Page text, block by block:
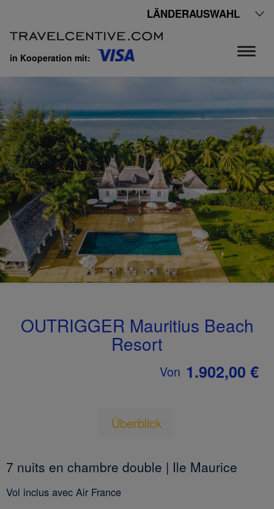
LÄNDERAUSWAHL
in Kooperation mit:
OUTRIGGER Mauritius Beach
Resort
Von 1.902,00 €
Überblick
7 nuits en chambre double | Ile Maurice
Vol inclus avec Air France